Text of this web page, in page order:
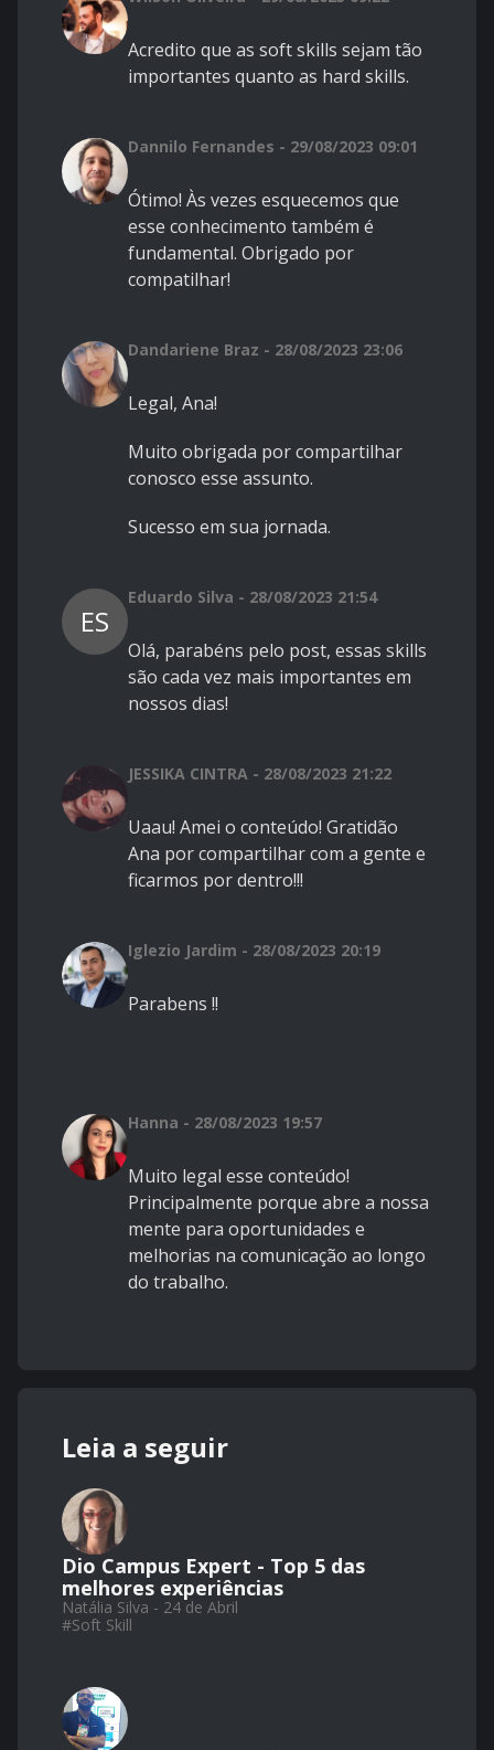
Acredito que as soft skills sejam tão
importantes quanto as hard skills.
Dannilo Fernandes - 29/08/2023 09:01
Ótimo! Às vezes esquecemos que
esse conhecimento também é
fundamental. Obrigado por
compatilhar!
Dandariene Braz - 28/08/2023 23:06
Legal, Ana!
Muito obrigada por compartilhar
conosco esse assunto.
Sucesso em sua jornada.
ES
Eduardo Silva - 28/08/2023 21:54
Olá, parabéns pelo post, essas skills
são cada vez mais importantes em
nossos dias!
JESSIKA CINTRA - 28/08/2023 21:22
Uaau! Amei o conteúdo! Gratidão
Ana por compartilhar com a gente e
ficarmos por dentro!!!
Iglezio Jardim - 28/08/2023 20:19
Parabens !!
Hanna - 28/08/2023 19:57
Muito legal esse conteúdo!
Principalmente porque abre a nossa
mente para oportunidades e
melhorias na comunicação ao longo
do trabalho.
Leia a seguir
Dio Campus Expert - Top 5 das
melhores experiências
Natália Silva - 24 de Abril
#Soft Skill